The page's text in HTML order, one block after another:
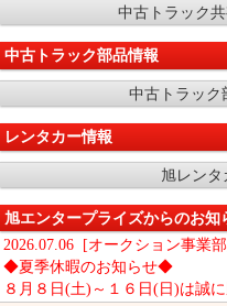
中古トラック
中古トラック部品情報
中古トラック
レンタカー情報
旭レンタ
旭エンタープライズからのお知
2026.07.06 [オークション事業
◆夏季休暇のお知らせ◆
８月８日(土)～１６日(日)は誠